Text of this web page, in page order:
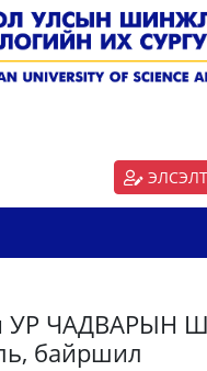
УР ЧАДВАРЫН
байршил